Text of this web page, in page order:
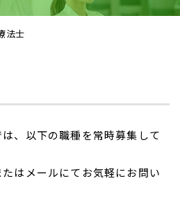
法士
、以下の職種を常時募集して
はメールにてお気軽にお問い